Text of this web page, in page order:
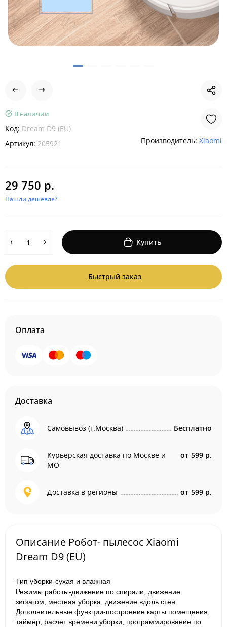
В наличии
Код: Dream D9 (EU)
Артикул: 205921 Производитель: Xiaomi
29 750 р.
Нашли дешевле?
Купить
Быстрый заказ
Оплата
Доставка
Самовывоз (г.Москва) Бесплатно
Курьерская доставка по Москве и
МО
от 599 р.
Доставка в регионы от 599 р.
Описание Робот- пылесос Xiaomi
Dream D9 (EU)
Тип уборки-сухая и влажная
Режимы работы-движение по спирали, движение
зигзагом, местная уборка, движение вдоль стен
Дополнительные функции-построение карты помещения,
таймер, расчет времени уборки, программирование по